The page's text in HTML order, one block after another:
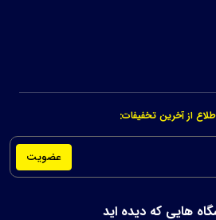
از آخرین تخفیفات:
عضویت
هایی که دیده اید